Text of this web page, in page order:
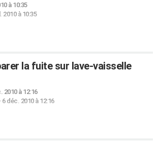
à 10:35
2010 à 10:35
la fuite sur lave-vaisselle
2010 à 12:16
6 déc. 2010 à 12:16